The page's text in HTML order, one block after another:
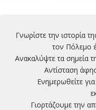
Γνωρίστε την ιστορία
τον Πόλεμο
Ανακαλύψτε τα σημεία
Αντίσταση
Ενημερωθείτε
Γιορτάζουμε την